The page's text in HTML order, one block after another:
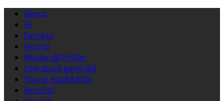
Sari
conținut
Meniu
principal
About
SF
Fantasy
Horror
Mystery&Thriller
Literatură generală
Young Adult&Kids
Recenzii